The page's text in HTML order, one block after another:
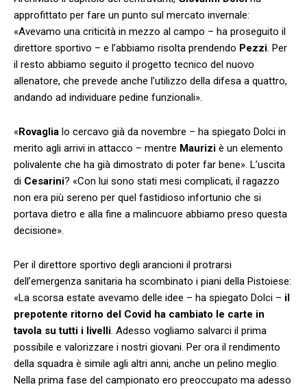
approfittato per fare un punto sul mercato invernale:
«Avevamo una criticità in mezzo al campo – ha proseguito il
direttore sportivo – e l’abbiamo risolta prendendo Pezzi. Per
il resto abbiamo seguito il progetto tecnico del nuovo
allenatore, che prevede anche l’utilizzo della difesa a quattro,
andando ad individuare pedine funzionali».
«Rovaglia lo cercavo già da novembre – ha spiegato Dolci in
merito agli arrivi in attacco – mentre Maurizi è un elemento
polivalente che ha già dimostrato di poter far bene». L’uscita
di Cesarini? «Con lui sono stati mesi complicati, il ragazzo
non era più sereno per quel fastidioso infortunio che si
portava dietro e alla fine a malincuore abbiamo preso questa
decisione».
Per il direttore sportivo degli arancioni il protrarsi
dell’emergenza sanitaria ha scombinato i piani della Pistoiese:
«La scorsa estate avevamo delle idee – ha spiegato Dolci – il
prepotente ritorno del Covid ha cambiato le carte in
tavola su tutti i livelli. Adesso vogliamo salvarci il prima
possibile e valorizzare i nostri giovani. Per ora il rendimento
della squadra è simile agli altri anni, anche un pelino meglio.
Nella prima fase del campionato ero preoccupato ma adesso